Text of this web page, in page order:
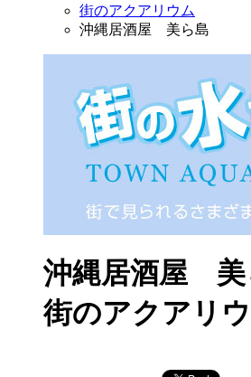
街のアクアリウム
沖縄居酒屋 美ら島
沖縄居酒屋 美
街のアクアリ